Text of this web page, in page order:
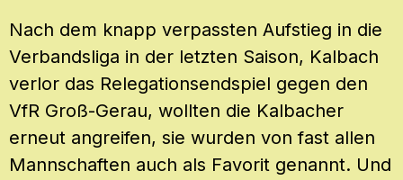
Nach dem knapp verpassten Aufstieg in die
Verbandsliga in der letzten Saison, Kalbach
verlor das Relegationsendspiel gegen den
VfR Groß-Gerau, wollten die Kalbacher
erneut angreifen, sie wurden von fast allen
Mannschaften auch als Favorit genannt. Und